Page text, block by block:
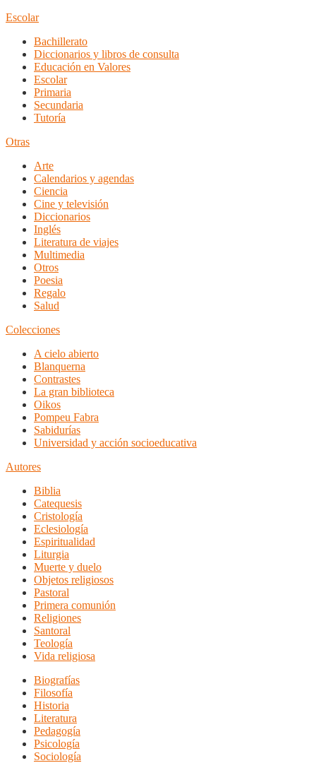
Escolar
Bachillerato
Diccionarios y libros de consulta
Educación en Valores
Escolar
Primaria
Secundaria
Tutoría
Otras
Arte
Calendarios y agendas
Ciencia
Cine y televisión
Diccionarios
Inglés
Literatura de viajes
Multimedia
Otros
Poesia
Regalo
Salud
Colecciones
A cielo abierto
Blanquerna
Contrastes
La gran biblioteca
Oikos
Pompeu Fabra
Sabidurías
Universidad y acción socioeducativa
Autores
Biblia
Catequesis
Cristología
Eclesiología
Espiritualidad
Liturgia
Muerte y duelo
Objetos religiosos
Pastoral
Primera comunión
Religiones
Santoral
Teología
Vida religiosa
Biografías
Filosofía
Historia
Literatura
Pedagogía
Psicología
Sociología